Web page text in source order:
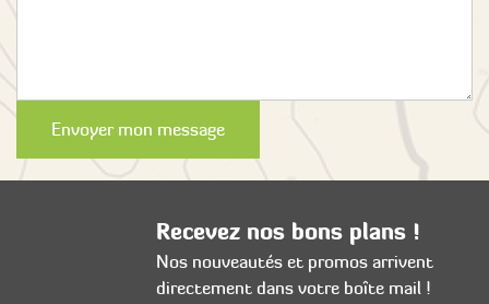
Envoyer mon message
Recevez nos bons plans !
Nos nouveautés et promos arrivent
directement dans votre boîte mail !